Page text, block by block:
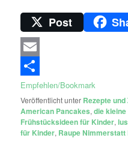
Post
Email
Empfehlen/Bookmark
Veröffentlicht unter Rezepte
American Pancakes,die
Frühstücksideen für Kinder,
für Kinder, Raupe